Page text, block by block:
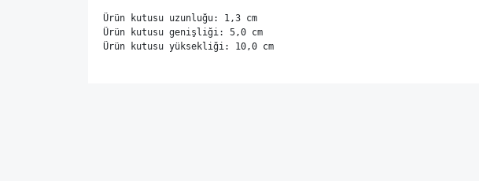
Ürün kutusu uzunluğu: 1,3 cm
Ürün kutusu genişliği: 5,0 cm
Ürün kutusu yüksekliği: 10,0 cm